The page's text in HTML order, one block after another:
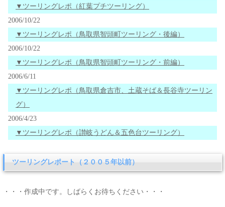
▼ツーリングレポ（紅葉プチツーリング）
2006/10/22
▼ツーリングレポ（鳥取県智頭町ツーリング・後編）
2006/10/22
▼ツーリングレポ（鳥取県智頭町ツーリング・前編）
2006/6/11
▼ツーリングレポ（鳥取県倉吉市、土蔵そば＆長谷寺ツーリン
グ）
2006/4/23
▼ツーリングレポ（讃岐うどん＆五色台ツーリング）
ツーリングレポート（２００５年以前）
・・・作成中です。しばらくお待ちください・・・